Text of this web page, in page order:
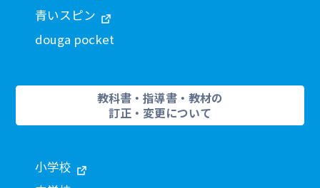
青いスピン
douga pocket
教科書・指導書・教材の
訂正・変更について
小学校